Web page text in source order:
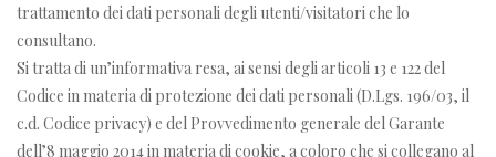
trattamento dei dati personali degli utenti/visitatori che lo
consultano.
Si tratta di un’informativa resa, ai sensi degli articoli 13 e 122 del
Codice in materia di protezione dei dati personali (D.Lgs. 196/03, il
c.d. Codice privacy) e del Provvedimento generale del Garante
dell’8 maggio 2014 in materia di cookie, a coloro che si collegano al